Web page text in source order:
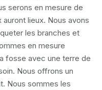
serons en mesure de
lieux. Nous avons
les branches et
en mesure
fosse avec une terre de
Nous offrons un
Nous sommes les